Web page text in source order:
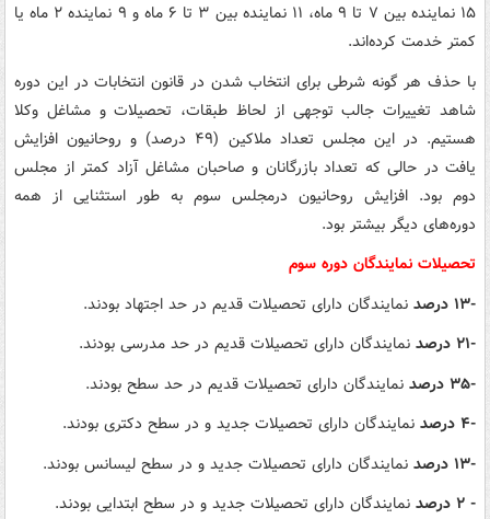
۱۵ نماینده بین ۷ تا ۹ ماه، ۱۱ نماینده بین ۳ تا ۶ ماه و ۹ نماینده ۲ ماه یا
کمتر خدمت کرده‌اند.
با حذف هر گونه شرطی برای انتخاب شدن در قانون انتخابات در این دوره
شاهد تغییرات جالب توجهی از لحاظ طبقات، تحصیلات و مشاغل وکلا
هستیم. در این مجلس تعداد ملاکین (۴۹ درصد) و روحانیون افزایش
یافت در حالی که تعداد بازرگانان و صاحبان مشاغل آزاد کمتر از مجلس
دوم بود. افزایش روحانیون درمجلس سوم به طور استثنایی از همه
دوره‌های دیگر بیشتر بود.
تحصیلات نمایندگان دوره سوم
-۱۳ درصد
نمایندگان دارای تحصیلات قدیم در حد اجتهاد بودند.
-۲۱ درصد
نمایندگان دارای تحصیلات قدیم در حد مدرسی بودند.
-۳۵ درصد
نمایندگان دارای تحصیلات قدیم در حد سطح بودند.
-۴ درصد
نمایندگان دارای تحصیلات جدید و در سطح دکتری بودند.
-۱۳ درصد
نمایندگان دارای تحصیلات جدید و در سطح لیسانس بودند.
- ۲ درصد
نمایندگان دارای تحصیلات جدید و در سطح ابتدایی بودند.